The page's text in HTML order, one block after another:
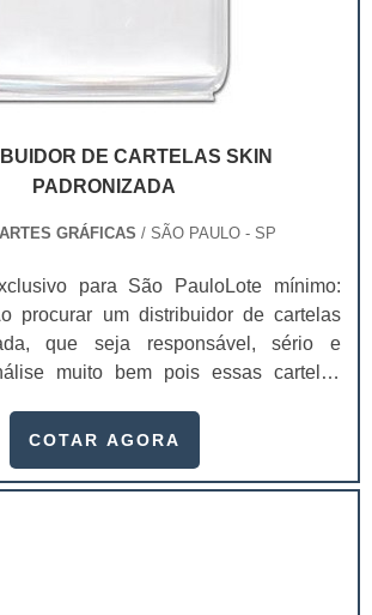
DE CARTELAS SKIN
PADRONIZADA
GRÁFICAS / SÃO PAULO - SP
para São PauloLote mínimo:
procurar um distribuidor de cartelas
que seja responsável, sério e
muito bem pois essas cartelas
por empresas sérias para adquirir esse
aos clientes características pontuais
COTAR AGORA